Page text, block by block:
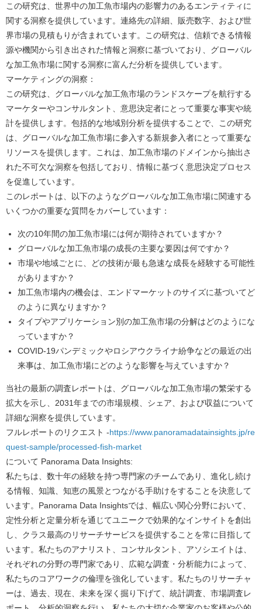
この研究は、世界中の加工魚市場内の影響力のあるエンティティに
関する洞察を提供しています。連絡先の詳細、販売数字、および世
界市場の見積もりが含まれています。この研究は、信頼できる情報
源や機関から引き出された情報と洞察に基づいており、グローバル
な加工魚市場に関する洞察に富んだ分析を提供しています。
マーケティングの洞察：
この研究は、グローバルな加工魚市場のランドスケープを航行する
マーケターやコンサルタント、意思決定者にとって重要な事実や統
計を提供します。包括的な地域別分析を提供することで、この研究
は、グローバルな加工魚市場に参入する新規参入者にとって重要な
リソースを提供します。これは、加工魚市場のドメインから抽出さ
れた不可欠な洞察を包括しており、情報に基づく意思決定プロセス
を促進しています。
このレポートは、以下のようなグローバルな加工魚市場に関連する
いくつかの重要な質問をカバーしています：
次の10年間の加工魚市場には何が期待されていますか？
グローバルな加工魚市場の成長の主要な要因は何ですか？
市場や地域ごとに、どの技術が最も急速な成長を経験する可能性
がありますか？
加工魚市場内の機会は、エンドマーケットのサイズに基づいてど
のように異なりますか？
タイプやアプリケーション別の加工魚市場の分解はどのようにな
っていますか？
COVID-19パンデミックやロシアウクライナ紛争などの最近の出
来事は、加工魚市場にどのような影響を与えていますか？
当社の最新の調査レポートは、グローバルな加工魚市場の繁栄する
拡大を示し、 2031年までの市場規模、シェア、および収益について
詳細な洞察を提供しています。
フルレポートのリクエスト -https://www.panoramadatainsights.jp/re
quest-sample/processed-fish-market
について Panorama Data Insights:
私たちは、数十年の経験を持つ専門家のチームであり、進化し続け
る情報、知識、知恵の風景とつながる手助けをすることを決意して
います。Panorama Data Insightsでは、幅広い関心分野において、
定性分析と定量分析を通じてユニークで効果的なインサイトを創出
し、クラス最高のリサーチサービスを提供することを常に目指して
います。私たちのアナリスト、コンサルタント、アソシエイトは、
それぞれの分野の専門家であり、広範な調査・分析能力によって、
私たちのコアワークの倫理を強化しています。私たちのリサーチャ
ーは、過去、現在、未来を深く掘り下げて、統計調査、市場調査レ